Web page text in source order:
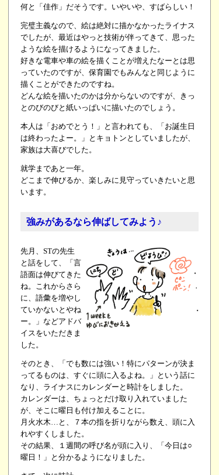
何と「佳作」だそうです。いやいや、すばらしい！
完璧主義なので、絵は絶対に描かなかったライナス
でしたが、最近はやっと技術が伴ってきて、思った
ような絵を描けるようになってきました。
好きな電車や車の絵を描くことが増えたなーとは思
っていたのですが、保育園でもみんなと同じように
描くことができたのですね。
どんな絵を描いたのかは分からないのですが、きっ
とのびのびと紙いっぱいに描いたのでしょう。
本人は「おめでとう！」と言われても、「お誕生日
は終わったよー。」とキョトンとしていましたが、
家族は大喜びでした。
就学まであと一年。
どこまで伸びるか、楽しみに見守っていきたいと思
います。
強みがあるなら伸ばしてみよう♪
先月、STの先生
と話をして、「言
語面は伸びてきた
ね。これからさら
に、語彙を増やし
ていかないとやね
ー。」などアドバ
イスをいただきま
した。
そのとき、「でも数には強い！特にパターンが決ま
ってるものは、すぐに頭に入るよね。」という話に
なり、ライナスにカレンダーと時計をしました。
カレンダーは、ちょっとだけ取り入れていました
が、そこに曜日も付け加えることに。
月火水木…と、７本の指を折りながら数え、頭に入
れやすくしました。
その結果、１週間の呼び名が頭に入り、「今日は○
曜日！」と分かるようになりました。